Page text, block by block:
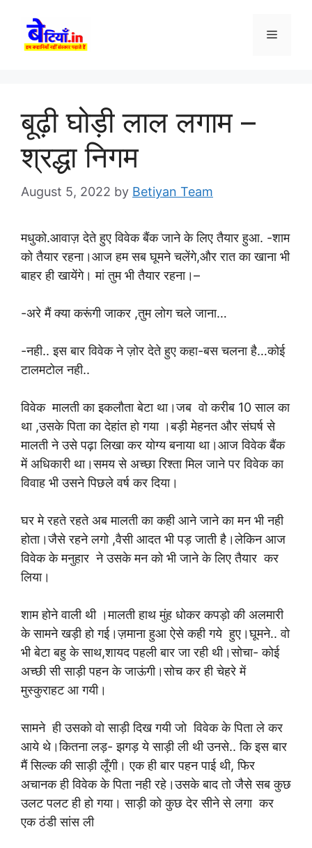
content
Menu
बूढ़ी घोड़ी लाल लगाम –
श्रद्धा निगम
August 5, 2022 by Betiyan Team
मधुको.आवाज़ देते हुए विवेक बैंक जाने के लिए तैयार हुआ. -शाम
को तैयार रहना।आज हम सब घूमने चलेंगे,और रात का खाना भी
बाहर ही खायेंगे। मां तुम भी तैयार रहना।–
-अरे मैं क्या करूंगी जाकर ,तुम लोग चले जाना…
-नही.. इस बार विवेक ने ज़ोर देते हुए कहा-बस चलना है…कोई
टालमटोल नही..
विवेक मालती का इकलौता बेटा था।जब वो करीब 10 साल का
था ,उसके पिता का देहांत हो गया ।बड़ी मेहनत और संघर्ष से
मालती ने उसे पढ़ा लिखा कर योग्य बनाया था।आज विवेक बैंक
में अधिकारी था।समय से अच्छा रिश्ता मिल जाने पर विवेक का
विवाह भी उसने पिछले वर्ष कर दिया।
घर मे रहते रहते अब मालती का कही आने जाने का मन भी नही
होता।जैसे रहने लगो ,वैसी आदत भी पड़ जाती है।लेकिन आज
विवेक के मनुहार ने उसके मन को भी जाने के लिए तैयार कर
लिया।
शाम होने वाली थी ।मालती हाथ मुंह धोकर कपड़ो की अलमारी
के सामने खड़ी हो गई।ज़माना हुआ ऐसे कही गये हुए।घूमने.. वो
भी बेटा बहु के साथ,शायद पहली बार जा रही थी।सोचा- कोई
अच्छी सी साड़ी पहन के जाऊंगी।सोच कर ही चेहरे में
मुस्कुराहट आ गयी।
सामने ही उसको वो साड़ी दिख गयी जो विवेक के पिता ले कर
आये थे।कितना लड़- झगड़ ये साड़ी ली थी उनसे.. कि इस बार
मैं सिल्क की साड़ी लूँगी। एक ही बार पहन पाई थी, फिर
अचानक ही विवेक के पिता नही रहे।उसके बाद तो जैसे सब कुछ
उलट पलट ही हो गया। साड़ी को कुछ देर सीने से लगा कर
एक ठंडी सांस ली